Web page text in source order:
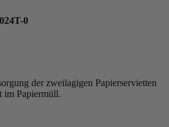
0
der zweilagigen Papierservietten
im Papiermüll.